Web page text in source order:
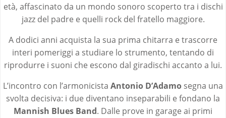
età, affascinato da un mondo sonoro scoperto tra i dischi
jazz del padre e quelli rock del fratello maggiore.
A dodici anni acquista la sua prima chitarra e trascorre
interi pomeriggi a studiare lo strumento, tentando di
riprodurre i suoni che escono dal giradischi accanto a lui.
L’incontro con l’armonicista Antonio D’Adamo segna una
svolta decisiva: i due diventano inseparabili e fondano la
Mannish Blues Band. Dalle prove in garage ai primi